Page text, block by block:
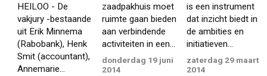
HEILOO - De
vakjury -bestaande
uit Erik Minnema
(Rabobank), Henk
Smit (accountant),
Annemarie...
zaadpakhuis moet
ruimte gaan bieden
aan verbindende
activiteiten in een...
donderdag 19 juni
2014
is een instrument
dat inzicht biedt in
de ambities en
initiatieven...
zaterdag 29 maart
2014